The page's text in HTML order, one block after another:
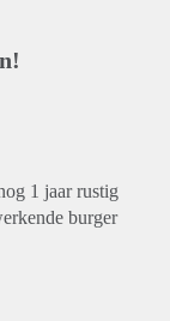
1 jaar rustig
burger